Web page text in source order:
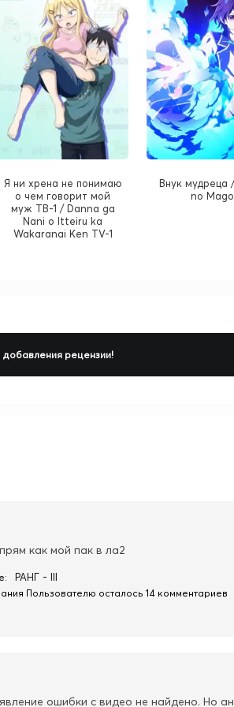
Я ни хрена не понимаю
о чем говорит мой
муж ТВ-1 / Danna ga
Nani o Itteiru ka
Wakaranai Ken TV-1
Внук мудреца
no Mago
добавления рецензии!
как мой пак в ла2
РАНГ - III
Пользователю осталось 14 комментариев
ошибки с видео не найдено. Но